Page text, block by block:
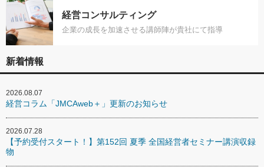
経営コンサルティング
企業の成長を加速させる講師陣が貴社にて指導
新着情報
2026.08.07
経営コラム「JMCAweb＋」更新のお知らせ
2026.07.28
【予約受付スタート！】第152回 夏季 全国経営者セミナー講演収録
物